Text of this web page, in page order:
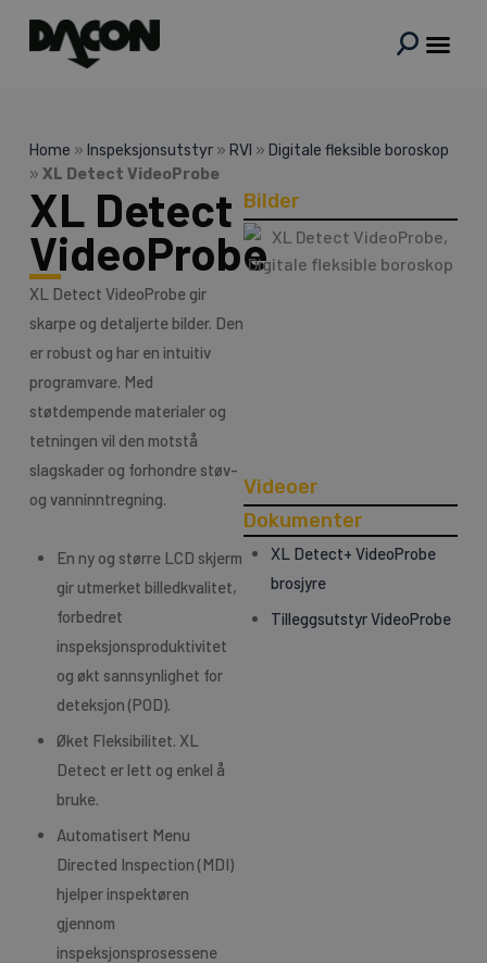
Home » Inspeksjonsutstyr» RVI » Digitale fleksible boroskop
» XL Detect VideoProbe
XL Detect
VideoProbe
XL Detect VideoProbe gir
skarpe og detaljerte bilder. Den
er robust og har en intuitiv
programvare. Med
støtdempende materialer og
tetningen vil den motstå
slagskader og forhondre støv-
og vanninntregning.
En ny og større LCD skjerm
gir utmerket billedkvalitet,
forbedret
inspeksjonsproduktivitet
og økt sannsynlighet for
deteksjon (POD).
Øket Fleksibilitet. XL
Detect er lett og enkel å
bruke.
Automatisert Menu
Directed Inspection (MDI)
hjelper inspektøren
gjennom
inspeksjonsprosessene
Bilder
Videoer
Dokumenter
XL Detect+ VideoProbe
brosjyre
Tilleggsutstyr VideoProbe